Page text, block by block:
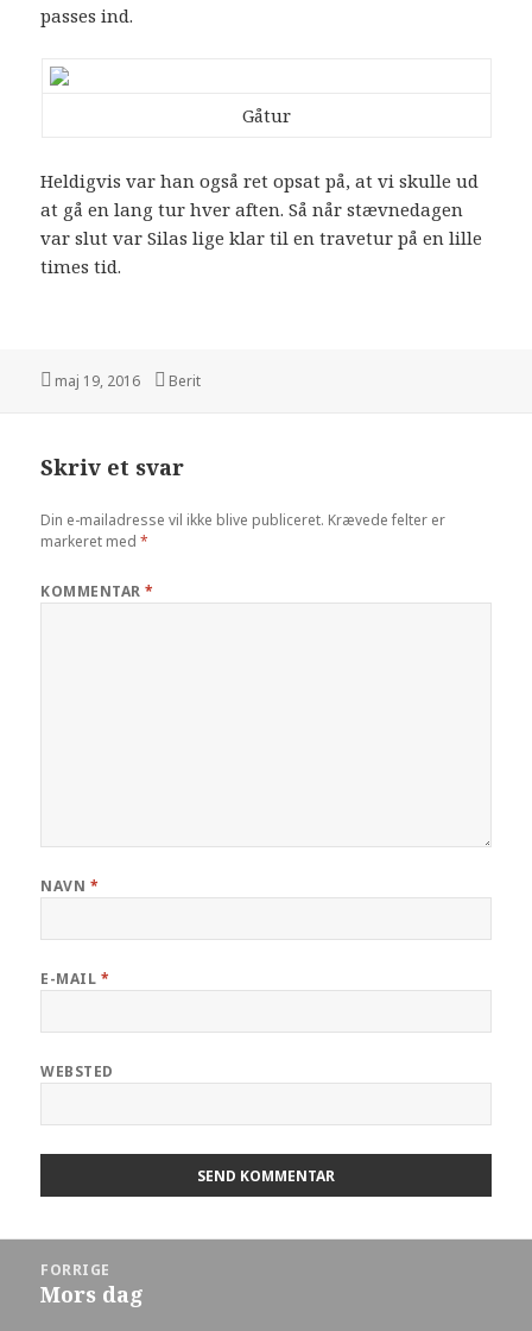
passes ind.
Gåtur
Heldigvis var han også ret opsat på, at vi skulle ud
at gå en lang tur hver aften. Så når stævnedagen
var slut var Silas lige klar til en travetur på en lille
times tid.
Udgivet
maj 19, 2016 Forfatter
Berit
Skriv et svar
Din e-mailadresse vil ikke blive publiceret. Krævede felter er
markeret med*
KOMMENTAR*
NAVN *
E-MAIL *
WEBSTED
FORRIGE
Forrige
Mors dag